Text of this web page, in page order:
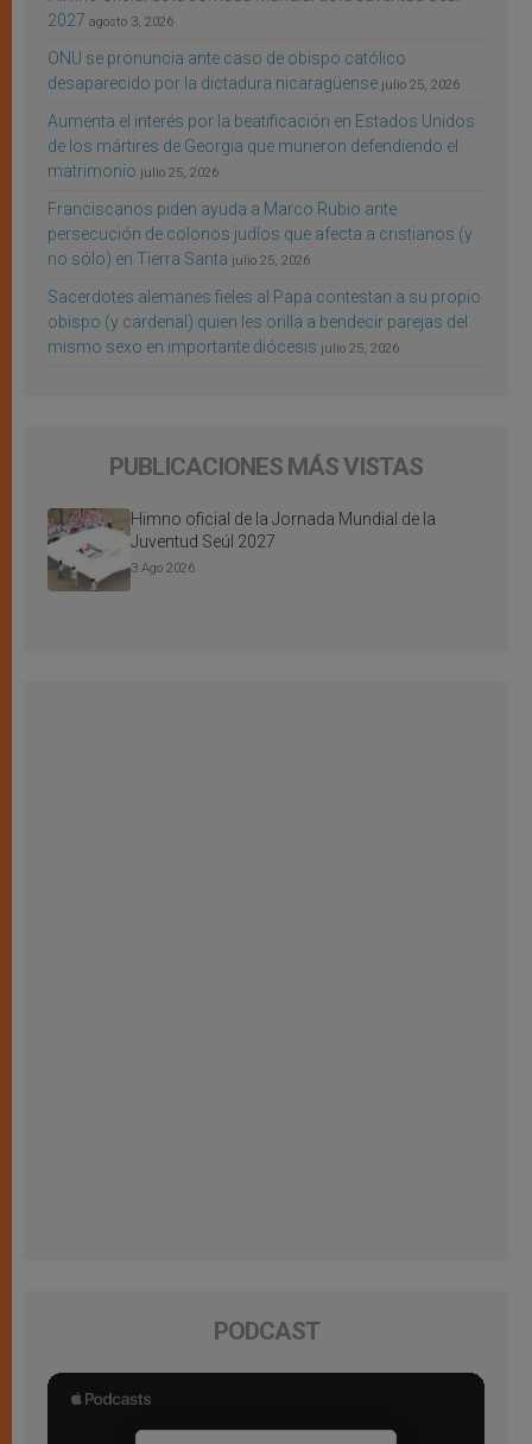
2027 agosto 3, 2026
ONU se pronuncia ante caso de obispo católico
desaparecido por la dictadura nicaragüense julio 25, 2026
Aumenta el interés por la beatificación en Estados Unidos
de los mártires de Georgia que murieron defendiendo el
matrimonio julio 25, 2026
Franciscanos piden ayuda a Marco Rubio ante
persecución de colonos judíos que afecta a cristianos (y
no sólo) en Tierra Santa julio 25, 2026
Sacerdotes alemanes fieles al Papa contestan a su propio
obispo (y cardenal) quien les orilla a bendecir parejas del
mismo sexo en importante diócesis julio 25, 2026
PUBLICACIONES MÁS VISTAS
Himno oficial de la Jornada Mundial de la
Juventud Seúl 2027
3 Ago 2026
PODCAST